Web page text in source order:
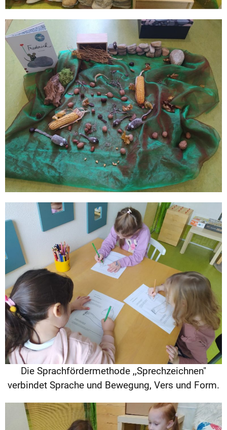
Die Sprachfördermethode ,,Sprechzeichnen"
verbindet Sprache und Bewegung, Vers und Form.